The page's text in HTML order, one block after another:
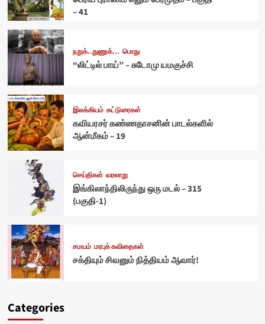
– 41
நறுக்..துணுக்... பொது
“லிட்டில் பாய்” – சுடோமு யமகுச்சி
இலக்கியம் கட்டுரைகள்
கவியரசர் கண்ணதாசனின் பாடல்களில்
ஆன்மீகம் – 19
செய்திகள் வரலாறு
இங்கிலாந்திலிருந்து ஒரு மடல் – 315
(பகுதி-1)
சமயம் மரபுக் கவிதைகள்
சக்தியும் சிவனும் நித்தியம் ஆவார்!
Categories